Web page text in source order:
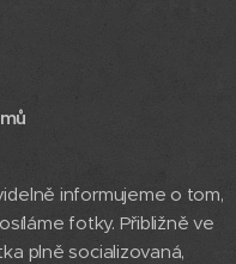
informujeme o tom,
fotky. Přibližně ve
plně socializovaná,